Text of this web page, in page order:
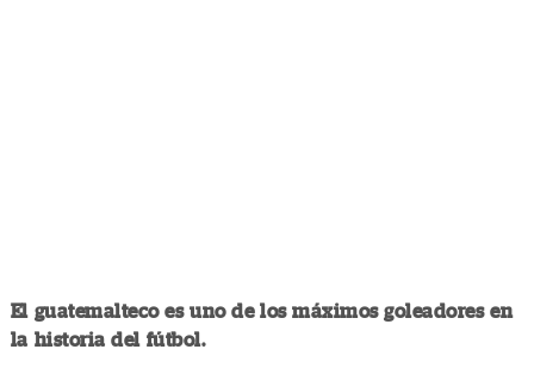
El guatemalteco es uno de los máximos goleadores en
la historia del fútbol.